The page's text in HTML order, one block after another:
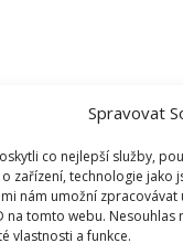
Spravovat
co nejlepší služby,
zařízení, technologie jako
nám umožní
na tomto webu.
vlastnosti a funkce.
EKO
560 02